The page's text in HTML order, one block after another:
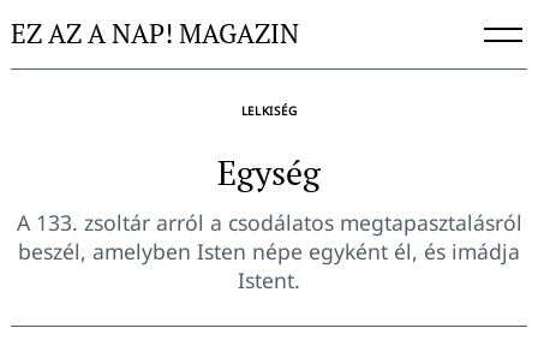
toEZ AZ A NAP! MAGAZIN
LELKISÉG
Egység
A 133. zsoltár arról a csodálatos megtapasztalásról
beszél, amelyben Isten népe egyként él, és imádja
Istent.